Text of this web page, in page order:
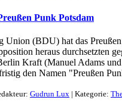
Punk Potsdam
(BDU) hat das
heraus durchsetzten
Kraft (Manuel Adams
den Namen "Preußen
Gudrun Lux | Kategorie: